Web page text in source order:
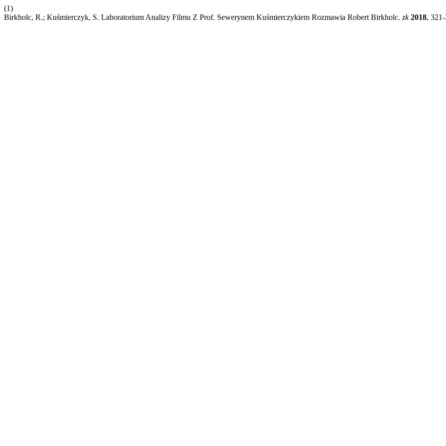
(1)
Birkholc, R.; Kuśmierczyk, S. Laboratorium Analizy Filmu Z Prof. Sewerynem Kuśmierczykiem Rozmawia Robert Birkholc. zk 2018,